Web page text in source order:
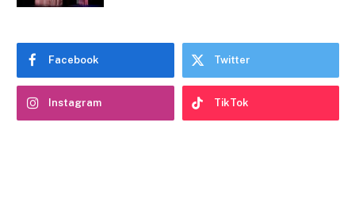
Facebook Twitter
Instagram TikTok